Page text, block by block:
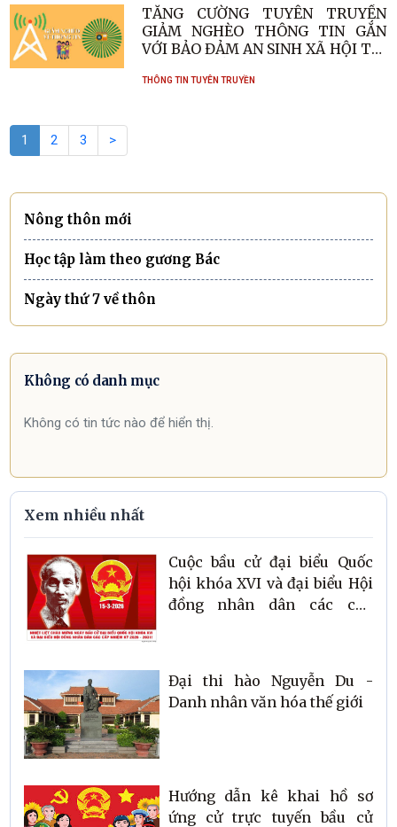
TĂNG CƯỜNG TUYÊN TRUYỀN
GIẢM NGHÈO THÔNG TIN GẮN
VỚI BẢO ĐẢM AN SINH XÃ HỘI TẠI
THÔNG TIN TUYÊN TRUYỀN
1 2 3 >
Nông thôn mới
Học tập làm theo gương Bác
Ngày thứ 7 về thôn
Không có danh mục
Không có tin tức nào để hiển thị.
Xem nhiều nhất
Cuộc bầu cử đại biểu Quốc
hội khóa XVI và đại biểu Hội
đồng nhân dân các cấp
đất nước, có ý nghĩa đặc biệt
quan trọng đối với đời sống
chính trị – xã hội và quyền
Đại thi hào Nguyễn Du -
Danh nhân văn hóa thế giới
Hướng dẫn kê khai hồ sơ
ứng cử trực tuyến bầu cử